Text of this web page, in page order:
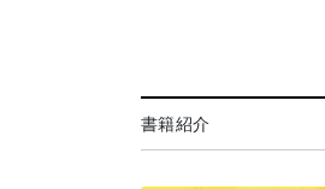
書籍紹介